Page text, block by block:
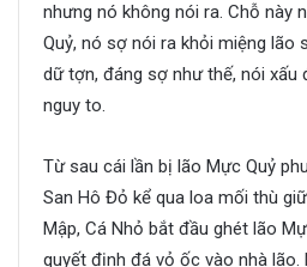
nhưng nó không nói ra. Chỗ này
Quỷ, nó sợ nói ra khỏi miệng lão
dữ tợn, đáng sợ như thế, nói xấu
nguy to.
Từ sau cái lần bị lão Mực Quỷ
San Hô Đỏ kể qua loa mối thù
Mập, Cá Nhỏ bắt đầu ghét lão
quyết định đá vỏ ốc vào nhà lão.